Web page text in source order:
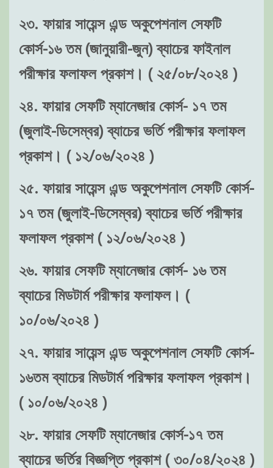
২৩. ফায়ার সায়েন্স এন্ড অকুপেশনাল সেফটি
কোর্স-১৬ তম (জানুয়ারী-জুন) ব্যাচের ফাইনাল
পরীক্ষার ফলাফল প্রকাশ। ( ২৫/০৮/২০২৪ )
২৪. ফায়ার সেফটি ম্যানেজার কোর্স- ১৭ তম
(জুলাই-ডিসেম্বর) ব্যাচের ভর্তি পরীক্ষার ফলাফল
প্রকাশ। ( ১২/০৬/২০২৪ )
২৫. ফায়ার সায়েন্স এন্ড অকুপেশনাল সেফটি কোর্স-
১৭ তম (জুলাই-ডিসেম্বর) ব্যাচের ভর্তি পরীক্ষার
ফলাফল প্রকাশ ( ১২/০৬/২০২৪ )
২৬. ফায়ার সেফটি ম্যানেজার কোর্স- ১৬ তম
ব্যাচের মিডটার্ম পরীক্ষার ফলাফল। (
১০/০৬/২০২৪ )
২৭. ফায়ার সায়েন্স এন্ড অকুপেশনাল সেফটি কোর্স-
১৬তম ব্যাচের মিডটার্ম পরিক্ষার ফলাফল প্রকাশ।
( ১০/০৬/২০২৪ )
২৮. ফায়ার সেফটি ম্যানেজার কোর্স-১৭ তম
ব্যাচের ভর্তির বিজ্ঞপ্তি প্রকাশ ( ৩০/০৪/২০২৪ )